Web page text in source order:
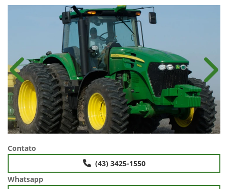
Anterior
Contato
(43) 3425-1550
Whatsapp